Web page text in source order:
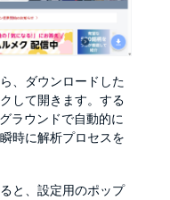
、ダウンロードした
して開きます。する
ラウンドで自動的に
時に解析プロセスを
と、設定用のポップ